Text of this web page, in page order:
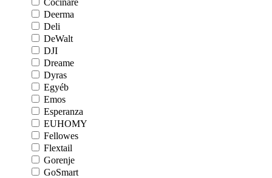
Cocinare
Deerma
Deli
DeWalt
DJI
Dreame
Dyras
Egyéb
Emos
Esperanza
EUHOMY
Fellowes
Flextail
Gorenje
GoSmart